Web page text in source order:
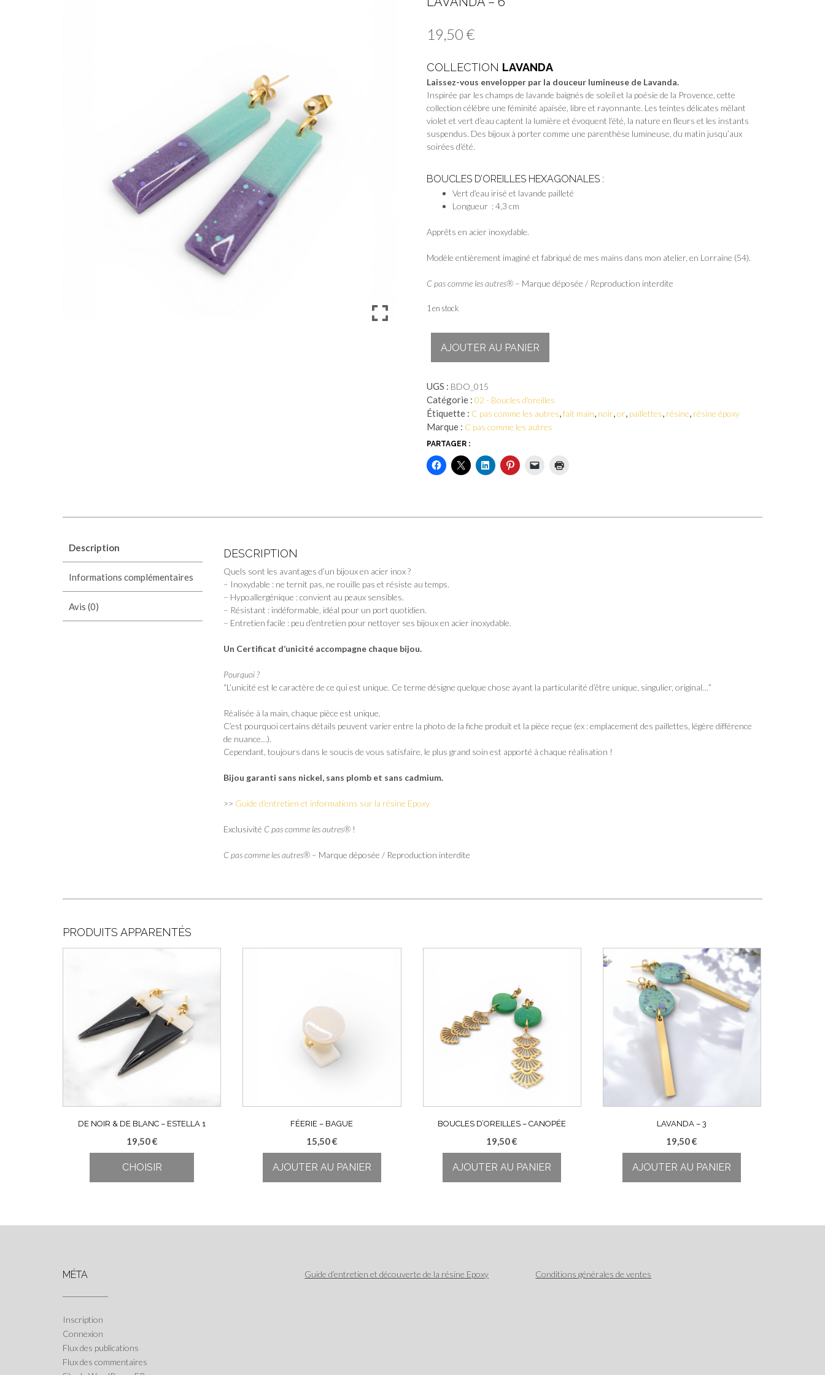
19,50 €
COLLECTION LAVANDA
Laissez-vous envelopper par la douceur lumineuse de Lavanda.
Inspirée par les champs de lavande baignés de soleil et la poésie de la Provence, cette
collection célèbre une féminité apaisée, libre et rayonnante. Les teintes délicates mêlant
violet et vert d’eau captent la lumière et évoquent l’été, la nature en fleurs et les instants
suspendus. Des bijoux à porter comme une parenthèse lumineuse, du matin jusqu’aux
soirées d’été.
BOUCLES D’OREILLES HEXAGONALES :
Vert d’eau irisé et lavande pailleté
Longueur : 4,3 cm
Apprêts en acier inoxydable.
Modèle entièrement imaginé et fabriqué de mes mains dans mon atelier, en Lorraine (54).
C pas comme les autres®– Marque déposée / Reproduction interdite
1 en stock
Lavanda
6
AJOUTER AU PANIER
UGS : BDO_015
Catégorie : 02 - Boucles d'oreilles
Étiquette : C pas comme les autres,fait main, noir,or, paillettes, résine, résine époxy
Marque : C pas comme les autres
PARTAGER :
Description
Informations complémentaires
Avis (0)
DESCRIPTION
Quels sont les avantages d’un bijoux en acier inox ?
– Inoxydable : ne ternit pas, ne rouille pas et résiste au temps.
– Hypoallergénique : convient au peaux sensibles.
– Résistant : indéformable, idéal pour un port quotidien.
– Entretien facile : peu d’entretien pour nettoyer ses bijoux en acier inoxydable.
Un Certificat d’unicité accompagne chaque bijou.
Pourquoi ?
“L’unicité est le caractère de ce qui est unique. Ce terme désigne quelque chose ayant la particularité d’être unique, singulier, original…”
Réalisée à la main, chaque pièce est unique.
C’est pourquoi certains détails peuvent varier entre la photo de la fiche produit et la pièce reçue (ex : emplacement des paillettes, légère différence
de nuance…).
Cependant, toujours dans le soucis de vous satisfaire, le plus grand soin est apporté à chaque réalisation !
Bijou garanti sans nickel, sans plomb et sans cadmium.
>> Guide d’entretien et informations sur la résine Epoxy
Exclusivité C pas comme les autres® !
C pas comme les autres® – Marque déposée / Reproduction interdite
PRODUITS APPARENTÉS
DE NOIR & DE BLANC – ESTELLA 1
19,50€
CHOISIR
plusieurs
produit
FÉERIE – BAGUE
15,50€
AJOUTER AU PANIER
BOUCLES D’OREILLES – CANOPÉE
19,50€
AJOUTER AU PANIER
LAVANDA – 3
19,50€
AJOUTER AU PANIER
MÉTA
Inscription
Connexion
Flux des publications
Flux des commentaires
Guide d’entretien et découverte de la résine Epoxy Conditions générales de ventes